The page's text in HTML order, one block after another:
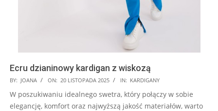
Ecru dzianinowy kardigan z wiskozą
2025-
11-
20
BY: JOANA ON: 20 LISTOPADA 2025 IN: KARDIGANY
W poszukiwaniu idealnego swetra, który połączy w sobie
elegancję, komfort oraz najwyższą jakość materiałów, warto